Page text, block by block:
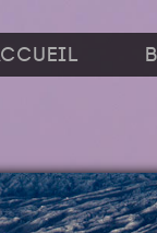
Accueil